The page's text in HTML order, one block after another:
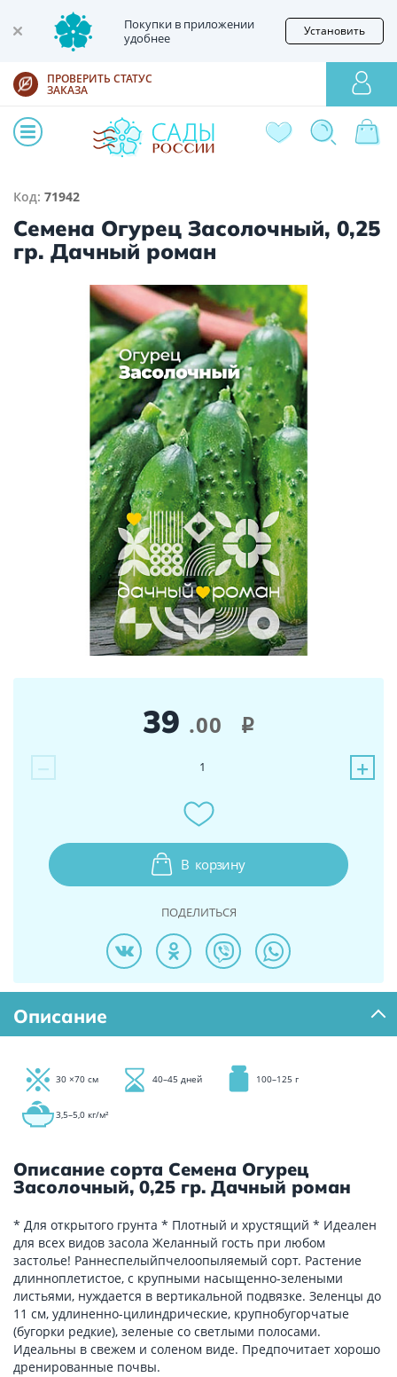
Покупки в приложении
удобнее
Установить
ПРОВЕРИТЬ СТАТУС
ЗАКАЗА
Код: 71942
Семена Огурец Засолочный, 0,25
гр. Дачный роман
39 .00 i
− +
1
В корзину
ПОДЕЛИТЬСЯ
Описание
30 ×70 см 40–45 дней 100–125 г
3,5–5,0 кг/м²
Описание сорта Семена Огурец
Засолочный, 0,25 гр. Дачный роман
* Для открытого грунта * Плотный и хрустящий * Идеален
для всех видов засола Желанный гость при любом
застолье! Раннеспелыйпчелоопыляемый сорт. Растение
длинноплетистое, с крупными насыщенно-зелеными
листьями, нуждается в вертикальной подвязке. Зеленцы до
11 см, удлиненно-цилиндрические, крупнобугорчатые
(бугорки редкие), зеленые со светлыми полосами.
Идеальны в свежем и соленом виде. Предпочитает хорошо
дренированные почвы.